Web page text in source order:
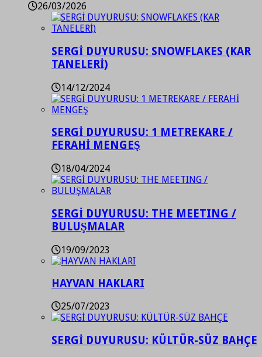
26/03/2026
SERGİ DUYURUSU: SNOWFLAKES (KAR
TANELERİ)
14/12/2024
SERGİ DUYURUSU: 1 METREKARE /
FERAHİ MENGEŞ
18/04/2024
SERGİ DUYURUSU: THE MEETING /
BULUŞMALAR
19/09/2023
HAYVAN HAKLARI
25/07/2023
SERGİ DUYURUSU: KÜLTÜR-SÜZ BAHÇE